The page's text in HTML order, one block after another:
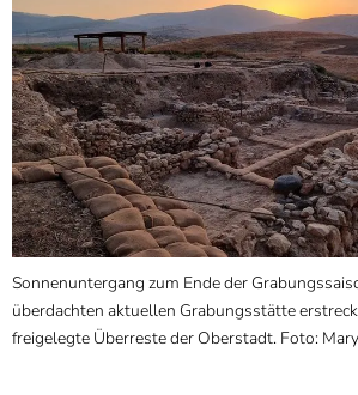
Zur
springen[Access-
7]
Informationen zur
Barrierefreiheit
Sonnenuntergang zum Ende der
überdachten aktuellen Grabungsstätte
freigelegte Überreste der Oberstadt. Foto: